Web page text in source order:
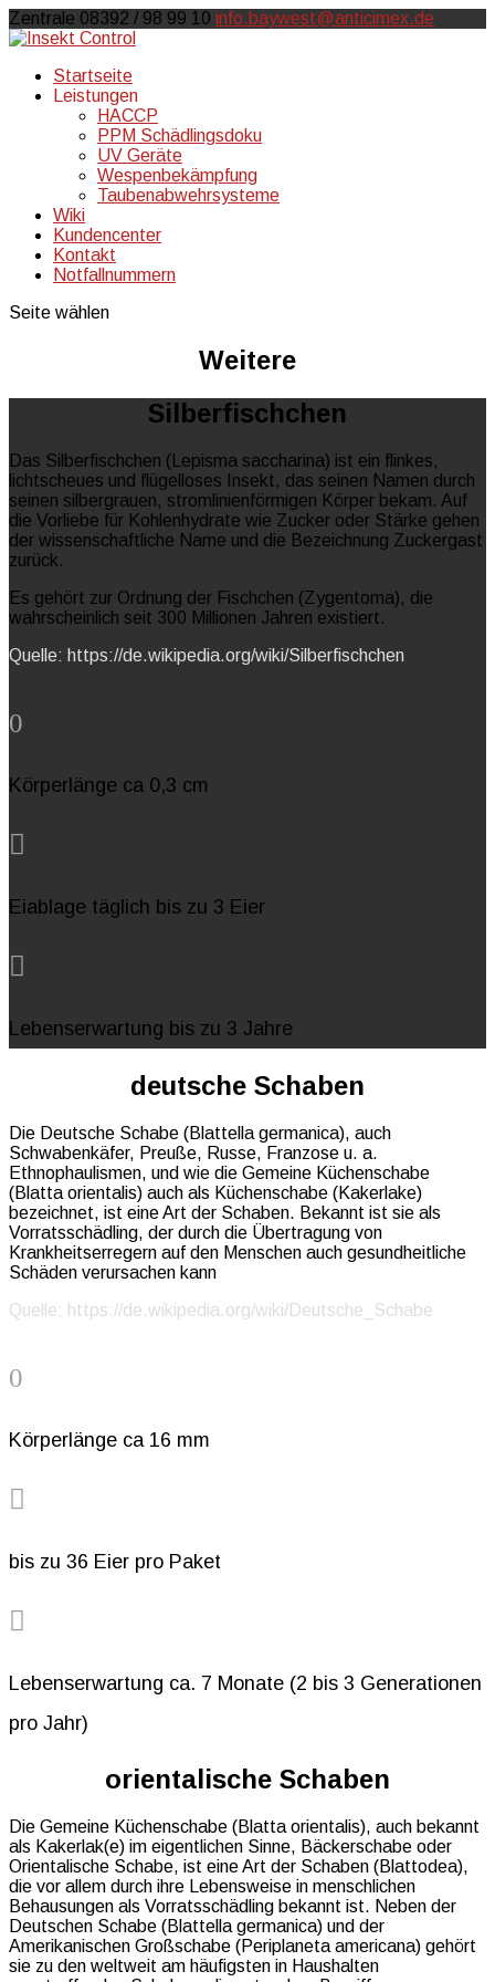
Zentrale 08392 / 98 99 10 info.baywest@anticimex.de
Startseite
Leistungen
HACCP
PPM Schädlingsdoku
UV Geräte
Wespenbekämpfung
Taubenabwehrsysteme
Wiki
Kundencenter
Kontakt
Notfallnummern
Seite wählen
Weitere
Silberfischchen
Das Silberfischchen (Lepisma saccharina) ist ein flinkes,
lichtscheues und flügelloses Insekt, das seinen Namen durch
seinen silbergrauen, stromlinienförmigen Körper bekam. Auf
die Vorliebe für Kohlenhydrate wie Zucker oder Stärke gehen
der wissenschaftliche Name und die Bezeichnung Zuckergast
zurück.
Es gehört zur Ordnung der Fischchen (Zygentoma), die
wahrscheinlich seit 300 Millionen Jahren existiert.
Quelle: https://de.wikipedia.org/wiki/Silberfischchen
0
Körperlänge ca 0,3 cm

Eiablage täglich bis zu 3 Eier

Lebenserwartung bis zu 3 Jahre
deutsche Schaben
Die Deutsche Schabe (Blattella germanica), auch
Schwabenkäfer, Preuße, Russe, Franzose u. a.
Ethnophaulismen, und wie die Gemeine Küchenschabe
(Blatta orientalis) auch als Küchenschabe (Kakerlake)
bezeichnet, ist eine Art der Schaben. Bekannt ist sie als
Vorratsschädling, der durch die Übertragung von
Krankheitserregern auf den Menschen auch gesundheitliche
Schäden verursachen kann
Quelle: https://de.wikipedia.org/wiki/Deutsche_Schabe
0
Körperlänge ca 16 mm

bis zu 36 Eier pro Paket

Lebenserwartung ca. 7 Monate (2 bis 3 Generationen
pro Jahr)
orientalische Schaben
Die Gemeine Küchenschabe (Blatta orientalis), auch bekannt
als Kakerlak(e) im eigentlichen Sinne, Bäckerschabe oder
Orientalische Schabe, ist eine Art der Schaben (Blattodea),
die vor allem durch ihre Lebensweise in menschlichen
Behausungen als Vorratsschädling bekannt ist. Neben der
Deutschen Schabe (Blattella germanica) und der
Amerikanischen Großschabe (Periplaneta americana) gehört
sie zu den weltweit am häufigsten in Haushalten